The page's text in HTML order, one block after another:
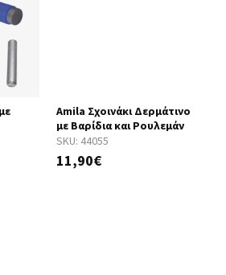
SKU: 44055
Amila Σχοινάκι Δερμάτινο
με Βαρίδια και Ρουλεμάν
11,90€